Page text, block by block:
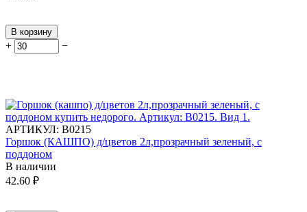
В корзину
+ −
АРТИКУЛ: В0215
Горшок (КАШПО) д/цветов 2л,прозрачный зеленый, с
поддоном
В наличии
42.60 ₽